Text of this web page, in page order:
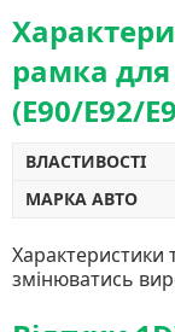
рамка для
(E90/E92/
ВЛАСТИВОСТІ
МАРКА АВТО
Характеристики
змінюватись